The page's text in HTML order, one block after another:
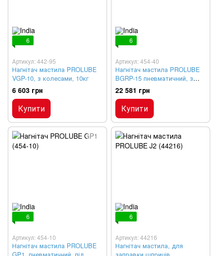
6
Артикул: 442-95
Нагнітач мастила PROLUBE
VGP-10, з колесами, 10кг
6 603 грн
Купити
6
Артикул: 454-40
Нагнітач мастила PROLUBE
BGRP-15 пневматичний, з
колесами 15 кг
22 581 грн
Купити
6
Артикул: 454-10
Нагнітач мастила PROLUBE
6
Артикул: 44216
Нагнітач мастила, для